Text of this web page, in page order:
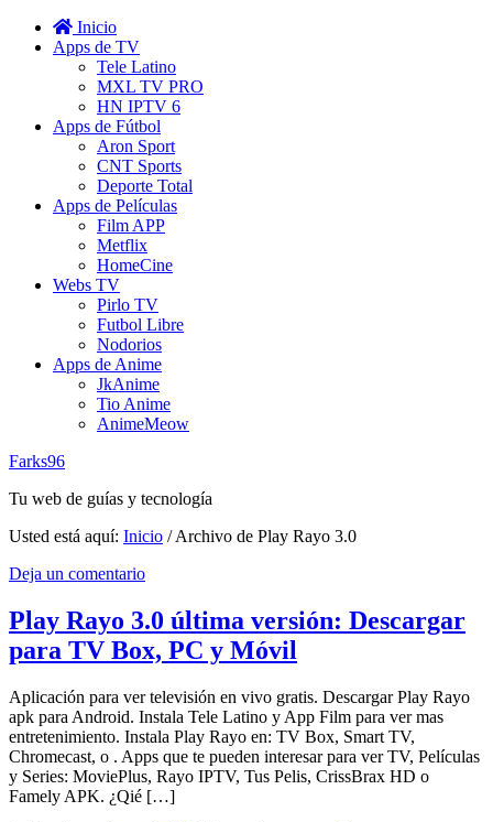
Inicio
Apps de TV
Tele Latino
MXL TV PRO
HN IPTV 6
Apps de Fútbol
Aron Sport
CNT Sports
Deporte Total
Apps de Películas
Film APP
Metflix
HomeCine
Webs TV
Pirlo TV
Futbol Libre
Nodorios
Apps de Anime
JkAnime
Tio Anime
AnimeMeow
Farks96
Tu web de guías y tecnología
Usted está aquí: Inicio /Archivo de Play Rayo 3.0
Deja un comentario
Play Rayo 3.0 última versión: Descargar
para TV Box, PC y Móvil
Aplicación para ver televisión en vivo gratis. Descargar Play Rayo
apk para Android. Instala Tele Latino y App Film para ver mas
entretenimiento. Instala Play Rayo en: TV Box, Smart TV,
Chromecast, o . Apps que te pueden interesar para ver TV, Películas
y Series: MoviePlus, Rayo IPTV, Tus Pelis, CrissBrax HD o
Famely APK. ¿Qié […]